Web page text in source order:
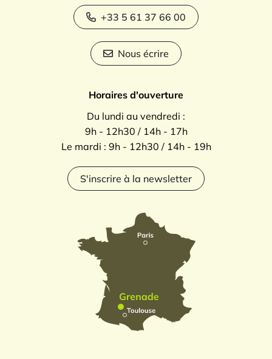
+33 5 61 37 66 00
Nous écrire
Horaires d'ouverture
Du lundi au vendredi :
9h - 12h30 / 14h - 17h
Le mardi : 9h - 12h30 / 14h - 19h
S'inscrire à la newsletter